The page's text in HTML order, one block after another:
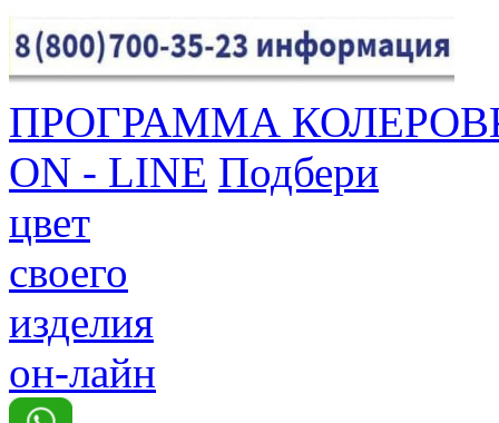
ПРОГРАММА
ON - LINE Подбери
цвет
своего
изделия
он-лайн